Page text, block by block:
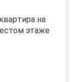
нa
этаже